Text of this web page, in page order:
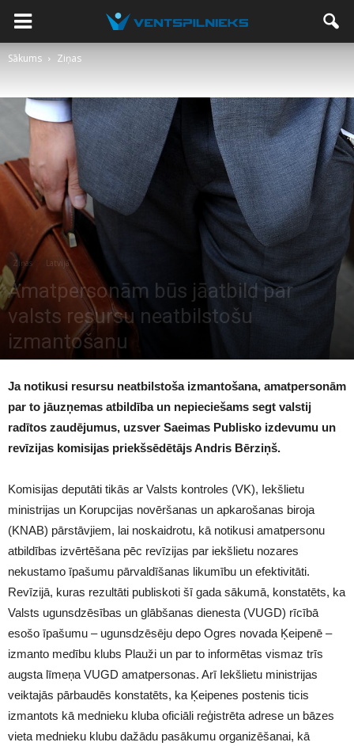
Sākums Ziņas
Ziņas Latvijā
Amatpersonām būs jāatbild par
valsts resursu neatbilstošu
izmantošanu
Ja notikusi resursu neatbilstoša izmantošana, amatpersonām
par to jāuzņemas atbildība un nepieciešams segt valstij
radītos zaudējumus, uzsver Saeimas Publisko izdevumu un
revīzijas komisijas priekšsēdētājs Andris Bērziņš.
Komisijas deputāti tikās ar Valsts kontroles (VK), Iekšlietu
ministrijas un Korupcijas novēršanas un apkarošanas biroja
(KNAB) pārstāvjiem, lai noskaidrotu, kā notikusi amatpersonu
atbildības izvērtēšana pēc revīzijas par iekšlietu nozares
nekustamo īpašumu pārvaldīšanas likumību un efektivitāti.
Revīzijā, kuras rezultāti publiskoti šī gada sākumā, konstatēts, ka
Valsts ugunsdzēsības un glābšanas dienesta (VUGD) rīcībā
esošo īpašumu – ugunsdzēsēju depo Ogres novada Ķeipenē –
izmanto medību klubs Plauži un par to informētas vismaz trīs
augsta līmeņa VUGD amatpersonas. Arī Iekšlietu ministrijas
veiktajās pārbaudēs konstatēts, ka Ķeipenes postenis ticis
izmantots kā mednieku kluba oficiāli reģistrēta adrese un bāzes
vieta mednieku klubu dažādu pasākumu organizēšanai, kā